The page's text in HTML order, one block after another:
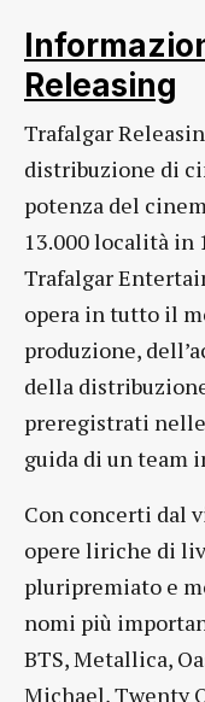
Releasing
Trafalgar
distribuzione di
potenza del
13.000 località in
Trafalgar
opera in tutto il
produzione,
della
preregistrati
guida di un team
Con concerti dal
opere liriche di
pluripremiato e
nomi più
BTS, Metallica,
Michael, Twenty